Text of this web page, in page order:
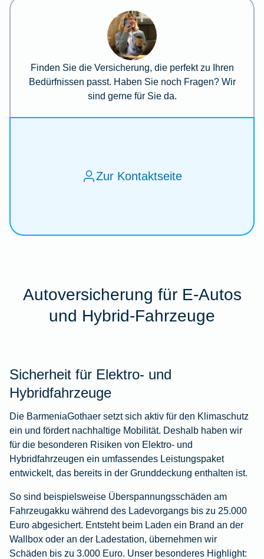
Finden Sie die Versicherung, die perfekt zu Ihren
Bedürfnissen passt. Haben Sie noch Fragen? Wir
sind gerne für Sie da.
Zur Kontaktseite
Autoversicherung für E-Autos
und Hybrid-Fahrzeuge
Sicherheit für Elektro- und
Hybridfahrzeuge
Die BarmeniaGothaer setzt sich aktiv für den Klimaschutz
ein und fördert nachhaltige Mobilität. Deshalb haben wir
für die besonderen Risiken von Elektro- und
Hybridfahrzeugen ein umfassendes Leistungspaket
entwickelt, das bereits in der Grunddeckung enthalten ist.
So sind beispielsweise Überspannungsschäden am
Fahrzeugakku während des Ladevorgangs bis zu 25.000
Euro abgesichert. Entsteht beim Laden ein Brand an der
Wallbox oder an der Ladestation, übernehmen wir
Schäden bis zu 3.000 Euro. Unser besonderes Highlight: